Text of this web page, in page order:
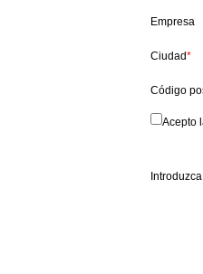
Empresa
Ciudad*
Código
Acepto